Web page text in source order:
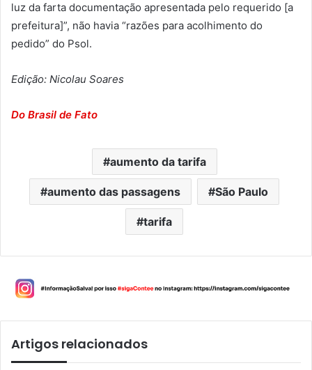
luz da farta documentação apresentada pelo requerido [a
prefeitura]”, não havia “razões para acolhimento do
pedido” do Psol.
Edição: Nicolau Soares
Do Brasil de Fato
aumento da tarifa
aumento das passagens São Paulo
tarifa
Artigos relacionados